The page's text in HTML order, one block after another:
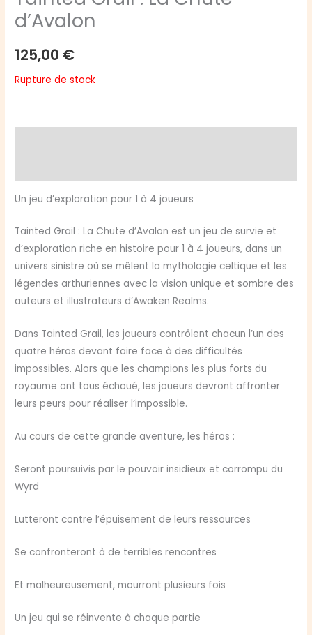
d’Avalon
125,00 €
Rupture de stock
Un jeu d’exploration pour 1 à 4 joueurs
Tainted Grail : La Chute d’Avalon est un jeu de survie et
d’exploration riche en histoire pour 1 à 4 joueurs, dans un
univers sinistre où se mêlent la mythologie celtique et les
légendes arthuriennes avec la vision unique et sombre des
auteurs et illustrateurs d’Awaken Realms.
Dans Tainted Grail, les joueurs contrôlent chacun l’un des
quatre héros devant faire face à des difficultés
impossibles. Alors que les champions les plus forts du
royaume ont tous échoué, les joueurs devront affronter
leurs peurs pour réaliser l’impossible.
Au cours de cette grande aventure, les héros :
Seront poursuivis par le pouvoir insidieux et corrompu du
Wyrd
Lutteront contre l’épuisement de leurs ressources
Se confronteront à de terribles rencontres
Et malheureusement, mourront plusieurs fois
Un jeu qui se réinvente à chaque partie